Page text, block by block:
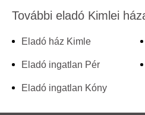
További eladó Kimlei
Eladó ház Kimle
Eladó ingatlan Pér
Eladó ingatlan Kóny